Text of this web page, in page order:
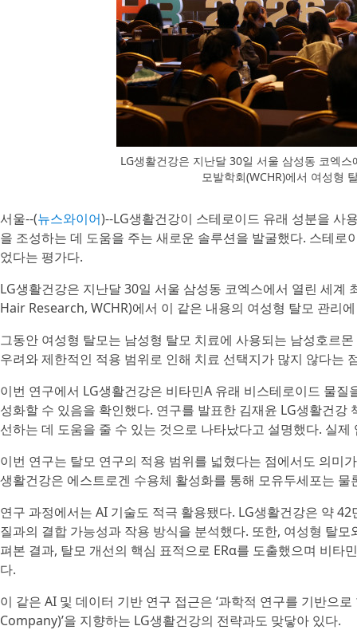
LG생활건강은 지난달 30일 서울 삼성동 코엑
모발학회(WCHR)에서 여성형
서울--(뉴스와이어)--LG생활건강이 스테로이드 유래 성분을 사
을 조성하는 데 도움을 주는 새로운 솔루션을 발굴했다. 스테
었다는 평가다.
LG생활건강은 지난달 30일 서울 삼성동 코엑스에서 열린 세
Hair Research, WCHR)에서 이 같은 내용의 여성형 탈모 관리
그동안 여성형 탈모는 남성형 탈모 치료에 사용되는 남성호르
우려와 제한적인 적용 범위로 인해 치료 선택지가 많지 않다는
이번 연구에서 LG생활건강은 비타민A 유래 비스테로이드 물
성화할 수 있음을 확인했다. 연구를 발표한 김재윤 LG생활건
선하는 데 도움을 줄 수 있는 것으로 나타났다고 설명했다. 실
이번 연구는 탈모 연구의 적용 범위를 넓혔다는 점에서도 의미
생활건강은 에스트로겐 수용체 활성화를 통해 모유두세포는
연구 과정에서는 AI 기술도 적극 활용됐다. LG생활건강은 약
질과의 결합 가능성과 작용 방식을 분석했다. 또한, 여성형 탈
펴본 결과, 탈모 개선의 핵심 표적으로 ERα를 도출했으며 비
다.
이 같은 AI 및 데이터 기반 연구 접근은 ‘과학적 연구를 기반으
Company)’을 지향하는 LG생활건강의 전략과도 맞닿아 있다.